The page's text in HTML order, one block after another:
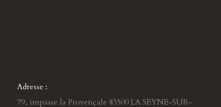
Adresse :
79, impasse la Provençale 83500 LA SEYNE-SUR-